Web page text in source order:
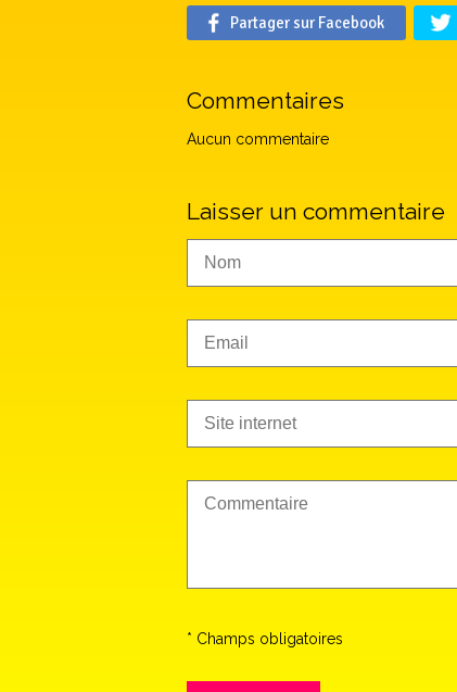
Partager sur Facebook
Commentaires
Aucun commentaire
Laisser un commentaire
* Champs obligatoires